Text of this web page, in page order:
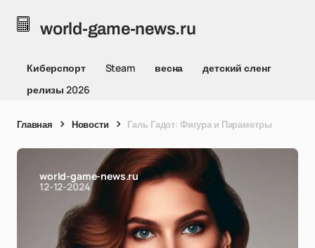
world-game-news.ru
Киберспорт Steam весна
детский сленг
релизы 2026
Главная Новости Галь Гадот: Фигура и Параметры
world-game-news.ru
12-12-2024